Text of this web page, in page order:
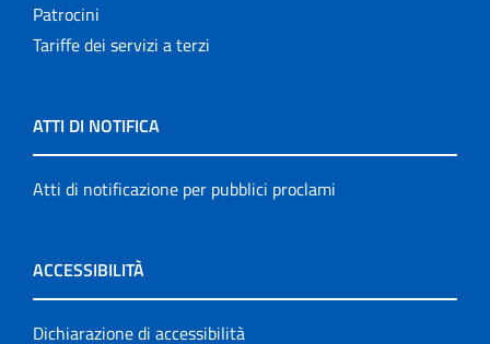
Patrocini
Tariffe dei servizi a terzi
ATTI DI NOTIFICA
Atti di notificazione per pubblici proclami
ACCESSIBILITÀ
Dichiarazione di accessibilità